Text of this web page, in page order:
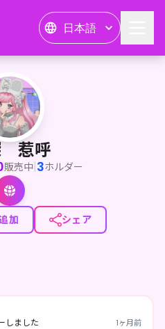
日本語
ています、寂しがりやな天
惹呼
販売中|3ホルダー
加 シェア
しました 1ヶ月前